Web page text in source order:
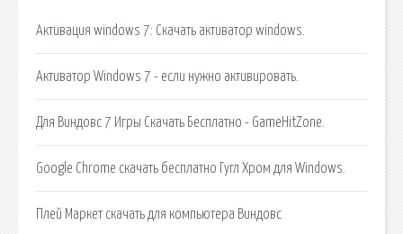
Активация windows 7: Скачать активатор windows.
Активатор Windows 7 - если нужно активировать.
Для Виндовс 7 Игры Скачать Бесплатно - GameHitZone.
Google Chrome скачать бесплатно Гугл Хром для Windows.
Плей Маркет скачать для компьютера Виндовс